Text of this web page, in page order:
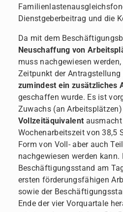
Dienstgeberbeitrag und die
Da mit dem
Neuschaffung von
muss nachgewiesen
Zeitpunkt der
zumindest ein zusätzliches
geschaffen wurde. Es ist
Zuwachs (an
Vollzeitäquivalent
Wochenarbeitszeit von 38,5
Form von Voll- aber auch
nachgewiesen werden kann.
Beschäftigungsstand am
ersten förderungsfähigen
sowie der
Ende der vier Vorquartale